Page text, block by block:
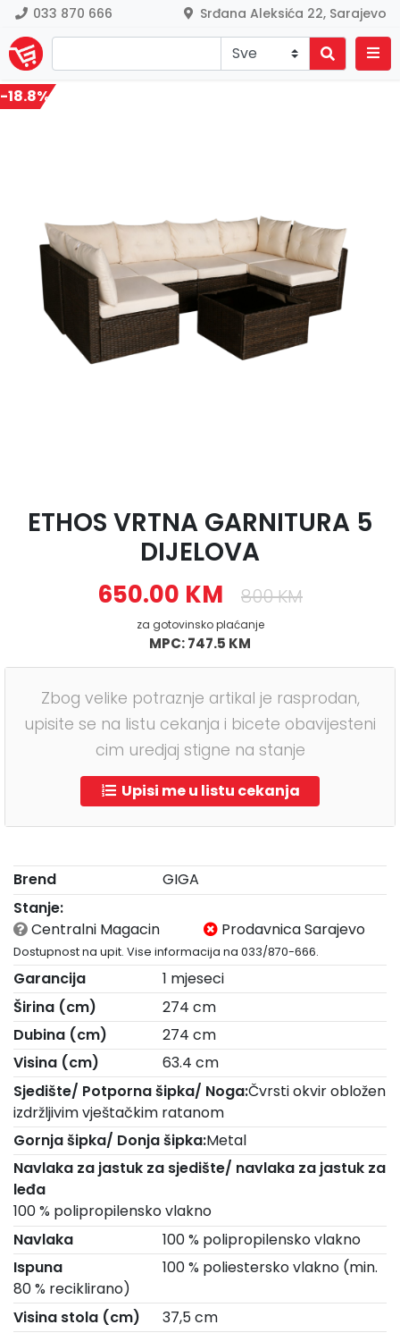
033 870 666 Srđana Aleksića 22, Sarajevo
-18.8%
Previous
ETHOS VRTNA GARNITURA 5
DIJELOVA
650.00 KM 800 KM
za gotovinsko plaćanje
MPC: 747.5 KM
Zbog velike potraznje artikal je rasprodan,
upisite se na listu cekanja i bicete obavijesteni
cim uredjaj stigne na stanje
Upisi me u listu cekanja
Brend
GIGA
Stanje:
Centralni Magacin
Prodavnica Sarajevo
Dostupnost na upit. Vise informacija na 033/870-666.
Garancija
1 mjeseci
Širina (cm)
274 cm
Dubina (cm)
274 cm
Visina (cm)
63.4 cm
Sjedište/ Potporna šipka/ Noga:Čvrsti okvir obložen
izdržljivim vještačkim ratanom
Gornja šipka/ Donja šipka:Metal
Navlaka za jastuk za sjedište/ navlaka za jastuk za
leđa
100 % polipropilensko vlakno
Navlaka
100 % polipropilensko vlakno
Ispuna
100 % poliestersko vlakno (min.
80 % reciklirano)
Visina stola (cm)
37,5 cm